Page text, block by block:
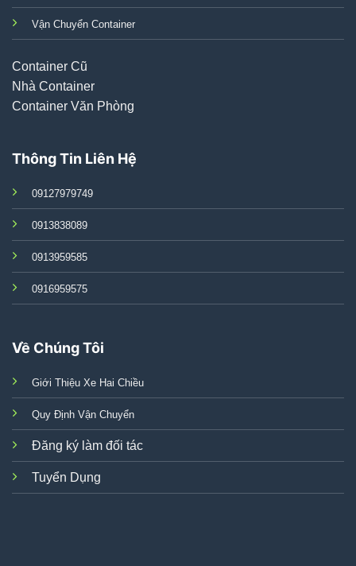
Vận Chuyển Container
Container Cũ
Nhà Container
Container Văn Phòng
Thông Tin Liên Hệ
09127979749
0913838089
0913959585
0916959575
Về Chúng Tôi
Giới Thiệu Xe Hai Chiều
Quy Định Vận Chuyển
Đăng ký làm đối tác
Tuyển Dụng